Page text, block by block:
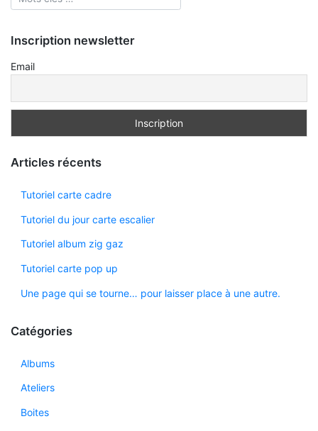
Inscription newsletter
Email
Articles récents
Tutoriel carte cadre
Tutoriel du jour carte escalier
Tutoriel album zig gaz
Tutoriel carte pop up
Une page qui se tourne… pour laisser place à une autre.
Catégories
Albums
Ateliers
Boites